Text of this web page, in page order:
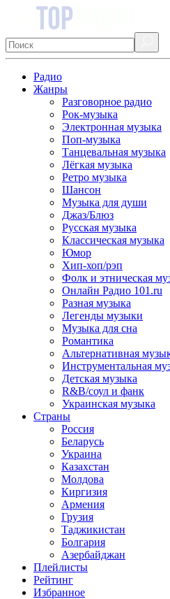
Радио
Жанры
Разговорное радио
Рок-музыка
Электронная музыка
Поп-музыка
Танцевальная музыка
Лёгкая музыка
Ретро музыка
Шансон
Музыка для души
Джаз/Блюз
Русская музыка
Классическая музыка
Юмор
Хип-хоп/рэп
Фолк и этническая
Онлайн Радио 101.ru
Разная музыка
Легенды музыки
Музыка для сна
Романтика
Альтернативная
Инструментальная
Детская музыка
R&B/cоул и фанк
Украинская музыка
Страны
Россия
Беларусь
Украина
Казахстан
Молдова
Киргизия
Армения
Грузия
Таджикистан
Болгария
Азербайджан
Плейлисты
Рейтинг
Избранное